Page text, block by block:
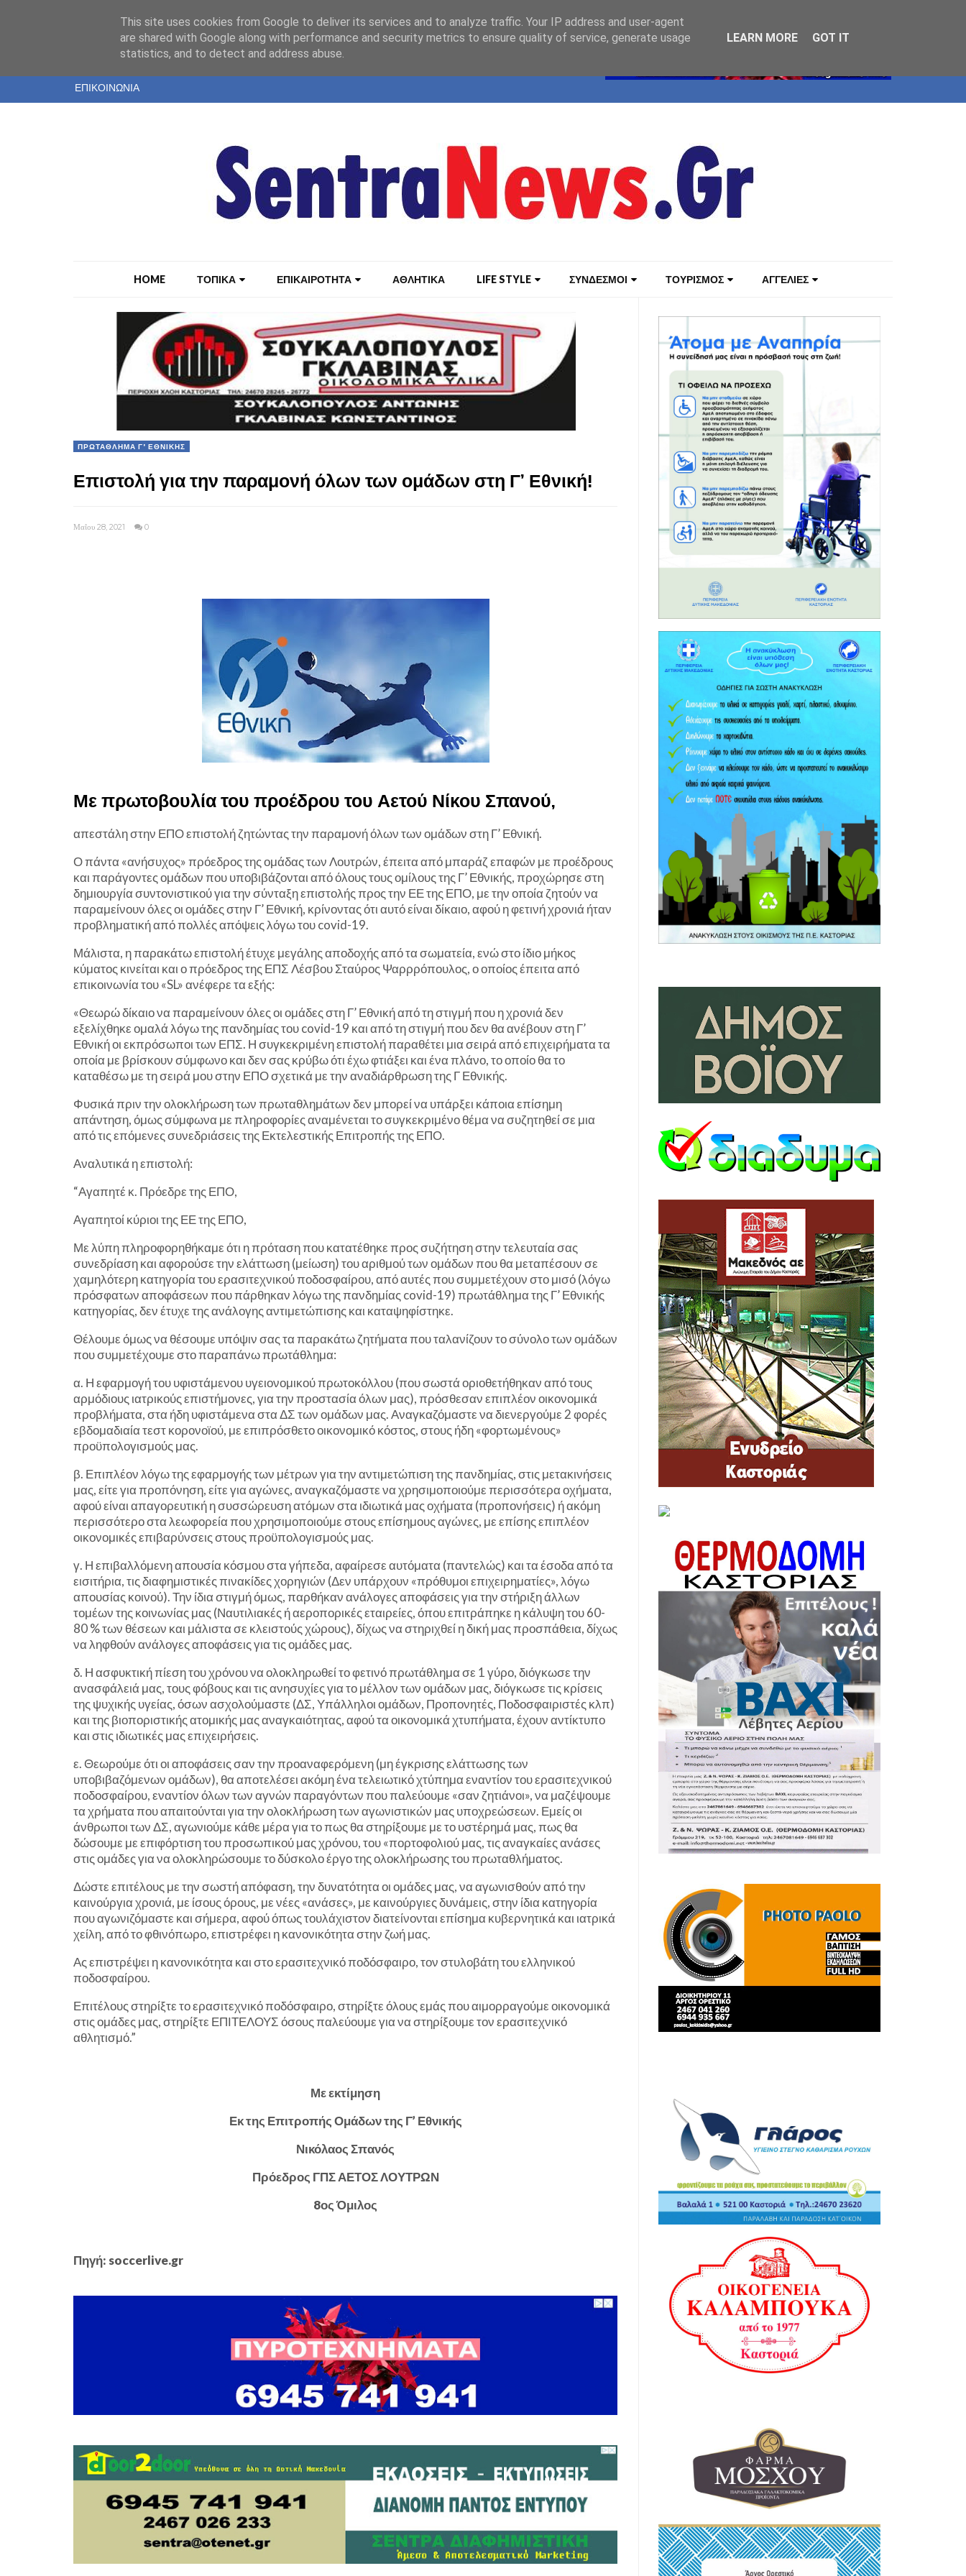
ΤΑΥΤΟΤΗΤΑ
ΕΝΤΥΠΗ ΕΚΔΟΣΗ
ΕΠΙΚΟΙΝΩΝΙΑ
HOME ΤΟΠΙΚΑ ΕΠΙΚΑΙΡΟΤΗΤΑ ΑΘΛΗΤΙΚΑ LIFE STYLE ΣΥΝΔΕΣΜΟΙ ΤΟΥΡΙΣΜΟΣ ΑΓΓΕΛΙΕΣ
ΠΡΩΤΑΘΛΗΜΑ Γ' ΕΘΝΙΚΗΣ
Επιστολή για την παραμονή όλων των ομάδων στη Γ’ Εθνική!
Μαΐου 28, 2021 0
Με πρωτοβουλία του προέδρου του Αετού Νίκου Σπανού,
απεστάλη στην ΕΠΟ επιστολή ζητώντας την παραμονή όλων των ομάδων στη Γ’ Εθνική.
Ο πάντα «ανήσυχος» πρόεδρος της ομάδας των Λουτρών, έπειτα από μπαράζ επαφών με προέδρους
και παράγοντες ομάδων που υποβιβάζονται από όλους τους ομίλους της Γ’ Εθνικής, προχώρησε στη
δημιουργία συντονιστικού για την σύνταξη επιστολής προς την ΕΕ της ΕΠΟ, με την οποία ζητούν να
παραμείνουν όλες οι ομάδες στην Γ’ Εθνική, κρίνοντας ότι αυτό είναι δίκαιο, αφού η φετινή χρονιά ήταν
προβληματική από πολλές απόψεις λόγω του covid-19.
Μάλιστα, η παρακάτω επιστολή έτυχε μεγάλης αποδοχής από τα σωματεία, ενώ στο ίδιο μήκος
κύματος κινείται και ο πρόεδρος της ΕΠΣ Λέσβου Σταύρος Ψαρρρόπουλος, ο οποίος έπειτα από
επικοινωνία του «SL» ανέφερε τα εξής:
«Θεωρώ δίκαιο να παραμείνουν όλες οι ομάδες στη Γ’ Εθνική από τη στιγμή που η χρονιά δεν
εξελίχθηκε ομαλά λόγω της πανδημίας του covid-19 και από τη στιγμή που δεν θα ανέβουν στη Γ’
Εθνική οι εκπρόσωποι των ΕΠΣ. Η συγκεκριμένη επιστολή παραθέτει μια σειρά από επιχειρήματα τα
οποία με βρίσκουν σύμφωνο και δεν σας κρύβω ότι έχω φτιάξει και ένα πλάνο, το οποίο θα το
καταθέσω με τη σειρά μου στην ΕΠΟ σχετικά με την αναδιάρθρωση της Γ Εθνικής.
Φυσικά πριν την ολοκλήρωση των πρωταθλημάτων δεν μπορεί να υπάρξει κάποια επίσημη
απάντηση, όμως σύμφωνα με πληροφορίες αναμένεται το συγκεκριμένο θέμα να συζητηθεί σε μια
από τις επόμενες συνεδριάσεις της Εκτελεστικής Επιτροπής της ΕΠΟ.
Αναλυτικά η επιστολή:
“Αγαπητέ κ. Πρόεδρε της ΕΠΟ,
Αγαπητοί κύριοι της ΕΕ της ΕΠΟ,
Με λύπη πληροφορηθήκαμε ότι η πρόταση που κατατέθηκε προς συζήτηση στην τελευταία σας
συνεδρίαση και αφορούσε την ελάττωση (μείωση) του αριθμού των ομάδων που θα μεταπέσουν σε
χαμηλότερη κατηγορία του ερασιτεχνικού ποδοσφαίρου, από αυτές που συμμετέχουν στο μισό (λόγω
πρόσφατων αποφάσεων που πάρθηκαν λόγω της πανδημίας covid-19) πρωτάθλημα της Γ’ Εθνικής
κατηγορίας, δεν έτυχε της ανάλογης αντιμετώπισης και καταψηφίστηκε.
Θέλουμε όμως να θέσουμε υπόψιν σας τα παρακάτω ζητήματα που ταλανίζουν το σύνολο των ομάδων
που συμμετέχουμε στο παραπάνω πρωτάθλημα:
α. Η εφαρμογή του υφιστάμενου υγειονομικού πρωτοκόλλου (που σωστά οριοθετήθηκαν από τους
αρμόδιους ιατρικούς επιστήμονες, για την προστασία όλων μας), πρόσθεσαν επιπλέον οικονομικά
προβλήματα, στα ήδη υφιστάμενα στα ΔΣ των ομάδων μας. Αναγκαζόμαστε να διενεργούμε 2 φορές
εβδομαδιαία τεστ κορονοϊού, με επιπρόσθετο οικονομικό κόστος, στους ήδη «φορτωμένους»
προϋπολογισμούς μας.
β. Επιπλέον λόγω της εφαρμογής των μέτρων για την αντιμετώπιση της πανδημίας, στις μετακινήσεις
μας, είτε για προπόνηση, είτε για αγώνες, αναγκαζόμαστε να χρησιμοποιούμε περισσότερα οχήματα,
αφού είναι απαγορευτική η συσσώρευση ατόμων στα ιδιωτικά μας οχήματα (προπονήσεις) ή ακόμη
περισσότερο στα λεωφορεία που χρησιμοποιούμε στους επίσημους αγώνες, με επίσης επιπλέον
οικονομικές επιβαρύνσεις στους προϋπολογισμούς μας.
γ. Η επιβαλλόμενη απουσία κόσμου στα γήπεδα, αφαίρεσε αυτόματα (παντελώς) και τα έσοδα από τα
εισιτήρια, τις διαφημιστικές πινακίδες χορηγιών (Δεν υπάρχουν «πρόθυμοι επιχειρηματίες», λόγω
απουσίας κοινού). Την ίδια στιγμή όμως, παρθήκαν ανάλογες αποφάσεις για την στήριξη άλλων
τομέων της κοινωνίας μας (Ναυτιλιακές ή αεροπορικές εταιρείες, όπου επιτράπηκε η κάλυψη του 60-
80 % των θέσεων και μάλιστα σε κλειστούς χώρους), δίχως να στηριχθεί η δική μας προσπάθεια, δίχως
να ληφθούν ανάλογες αποφάσεις για τις ομάδες μας.
δ. Η ασφυκτική πίεση του χρόνου να ολοκληρωθεί το φετινό πρωτάθλημα σε 1 γύρο, διόγκωσε την
ανασφάλειά μας, τους φόβους και τις ανησυχίες για το μέλλον των ομάδων μας, διόγκωσε τις κρίσεις
της ψυχικής υγείας, όσων ασχολούμαστε (ΔΣ, Υπάλληλοι ομάδων, Προπονητές, Ποδοσφαιριστές κλπ)
και της βιοποριστικής ατομικής μας αναγκαιότητας, αφού τα οικονομικά χτυπήματα, έχουν αντίκτυπο
και στις ιδιωτικές μας επιχειρήσεις.
ε. Θεωρούμε ότι οι αποφάσεις σαν την προαναφερόμενη (μη έγκρισης ελάττωσης των
υποβιβαζόμενων ομάδων), θα αποτελέσει ακόμη ένα τελειωτικό χτύπημα εναντίον του ερασιτεχνικού
ποδοσφαίρου, εναντίον όλων των αγνών παραγόντων που παλεύουμε «σαν ζητιάνοι», να μαζέψουμε
τα χρήματα που απαιτούνται για την ολοκλήρωση των αγωνιστικών μας υποχρεώσεων. Εμείς οι
άνθρωποι των ΔΣ, αγωνιούμε κάθε μέρα για το πως θα στηρίξουμε με το υστέρημά μας, πως θα
δώσουμε με επιφόρτιση του προσωπικού μας χρόνου, του «πορτοφολιού μας, τις αναγκαίες ανάσες
στις ομάδες για να ολοκληρώσουμε το δύσκολο έργο της ολοκλήρωσης του πρωταθλήματος.
Δώστε επιτέλους με την σωστή απόφαση, την δυνατότητα οι ομάδες μας, να αγωνισθούν από την
καινούργια χρονιά, με ίσους όρους, με νέες «ανάσες», με καινούργιες δυνάμεις, στην ίδια κατηγορία
που αγωνιζόμαστε και σήμερα, αφού όπως τουλάχιστον διατείνονται επίσημα κυβερνητικά και ιατρικά
χείλη, από το φθινόπωρο, επιστρέφει η κανονικότητα στην ζωή μας.
Ας επιστρέψει η κανονικότητα και στο ερασιτεχνικό ποδόσφαιρο, τον στυλοβάτη του ελληνικού
ποδοσφαίρου.
Επιτέλους στηρίξτε το ερασιτεχνικό ποδόσφαιρο, στηρίξτε όλους εμάς που αιμορραγούμε οικονομικά
στις ομάδες μας, στηρίξτε ΕΠΙΤΕΛΟΥΣ όσους παλεύουμε για να στηρίξουμε τον ερασιτεχνικό
αθλητισμό.”
Με εκτίμηση
Εκ της Επιτροπής Ομάδων της Γ’ Εθνικής
Νικόλαος Σπανός
Πρόεδρος ΓΠΣ ΑΕΤΟΣ ΛΟΥΤΡΩΝ
8ος Όμιλος
Πηγή: soccerlive.gr
This site uses cookies from Google to deliver its services and to analyze traffic. Your IP address and user-agent
are shared with Google along with performance and security metrics to ensure quality of service, generate usage
statistics, and to detect and address abuse.
LEARN MORE GOT IT